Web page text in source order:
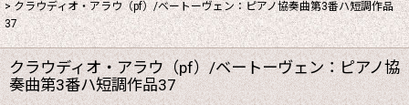
> クラウディオ・アラウ（pf）/ベートーヴェン：ピアノ協奏曲第3番ハ短調作品
37
クラウディオ・アラウ（pf）/ベートーヴェン：ピアノ協
奏曲第3番ハ短調作品37